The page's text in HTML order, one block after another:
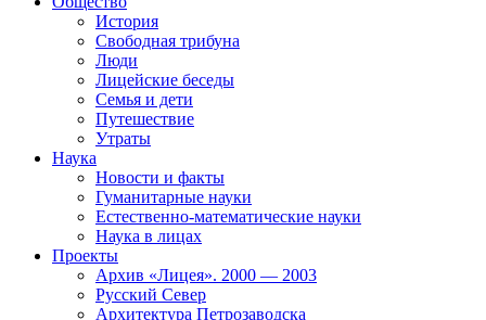
История
Свободная трибуна
Люди
Лицейские беседы
Семья и дети
Путешествие
Утраты
Наука
Новости и факты
Гуманитарные науки
Естественно-математические науки
Наука в лицах
Проекты
Архив «Лицея». 2000 — 2003
Русский Север
Архитектура Петрозаводска